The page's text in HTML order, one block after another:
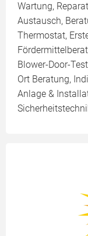
Wartung,
Austausch,
Thermostat,
Blower-Door-
Ort Beratung,
Anlage &